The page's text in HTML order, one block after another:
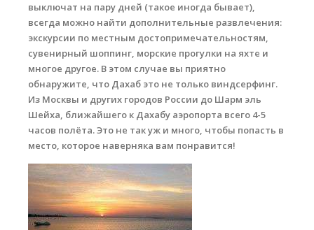
выключат на пару дней (такое иногда бывает),
всегда можно найти дополнительные развлечения:
экскурсии по местным достопримечательностям,
сувенирный шоппинг, морские прогулки на яхте и
многое другое. В этом случае вы приятно
обнаружите, что Дахаб это не только виндсерфинг.
Из Москвы и других городов России до Шарм эль
Шейха, ближайшего к Дахабу аэропорта всего 4-5
часов полёта. Это не так уж и много, чтобы попасть в
место, которое наверняка вам понравится!
sunrize.jpg